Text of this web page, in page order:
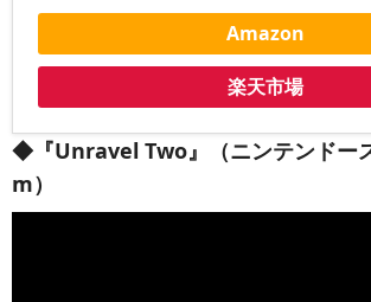
Amazon
楽天市場
◆『Unravel Two』（ニンテンドー
m）